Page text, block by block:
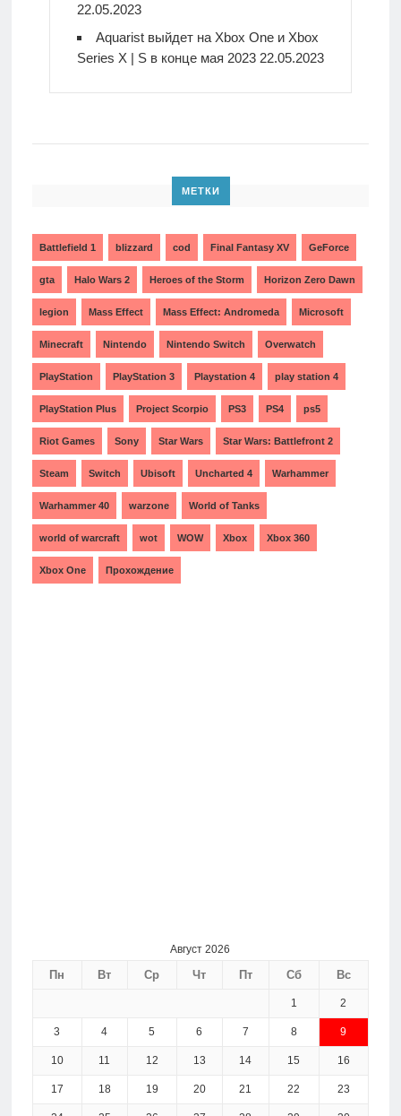
22.05.2023
Aquarist выйдет на Xbox One и Xbox
Series X | S в конце мая 2023 22.05.2023
МЕТКИ
Battlefield 1 blizzard cod Final Fantasy XV GeForce
gta Halo Wars 2 Heroes of the Storm Horizon Zero Dawn
legion Mass Effect Mass Effect: Andromeda Microsoft
Minecraft Nintendo Nintendo Switch Overwatch
PlayStation PlayStation 3 Playstation 4 play station 4
PlayStation Plus Project Scorpio PS3 PS4 ps5
Riot Games Sony Star Wars Star Wars: Battlefront 2
Steam Switch Ubisoft Uncharted 4 Warhammer
Warhammer 40 warzone World of Tanks
world of warcraft wot WOW Xbox Xbox 360
Xbox One Прохождение
Август 2026
Пн Вт Ср Чт Пт Сб Вс
1 2
3 4 5 6 7 8 9
10 11 12 13 14 15 16
17 18 19 20 21 22 23